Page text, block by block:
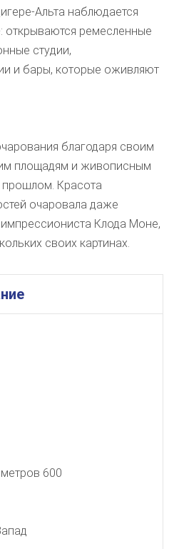
Альта наблюдается
ремесленные
студии,
и бары, которые оживляют
благодаря своим
площадям и живописным
Красота
очаровала даже
Клода Моне,
своих картинах.
метров 600